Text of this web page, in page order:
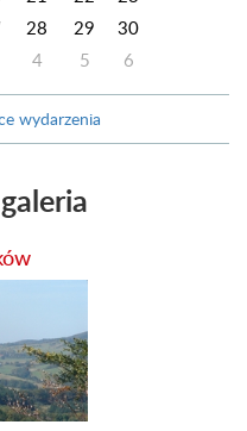
28 29
30
4 5 6
wydarzenia